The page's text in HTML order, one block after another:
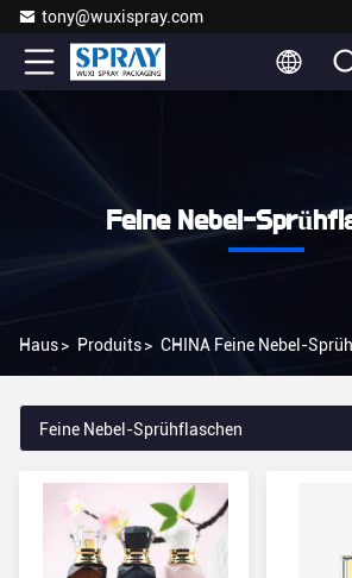
tony@wuxispray.com
Feine Nebel-
Haus> Produits> CHINA Feine Nebel-
Feine Nebel-Sprühflaschen